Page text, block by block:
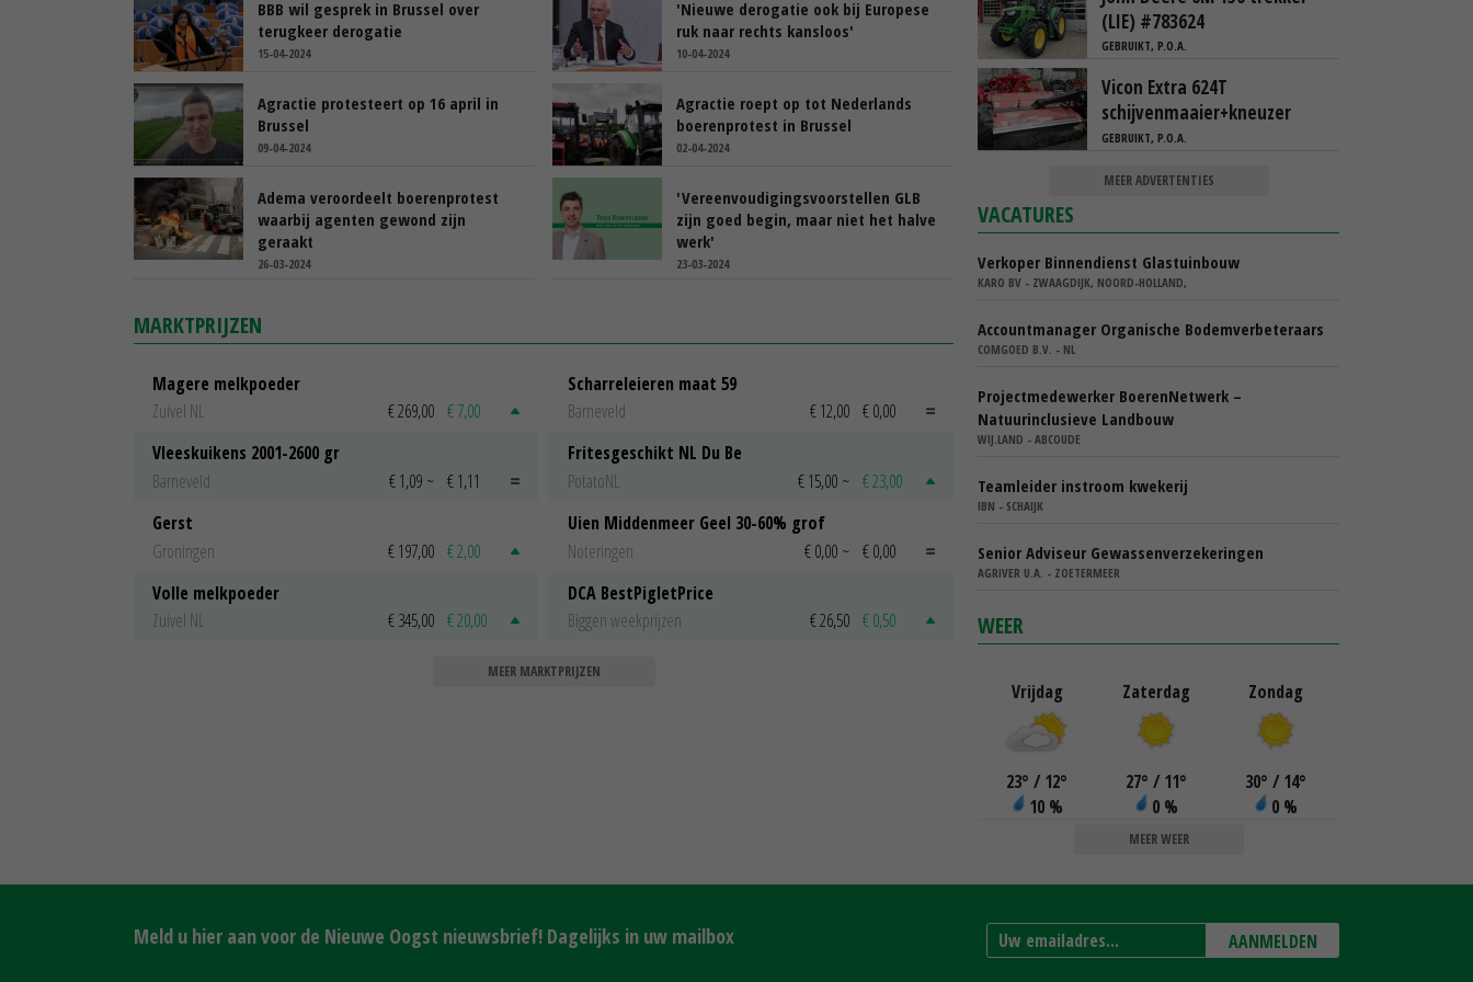
BBB wil gesprek in Brussel over
terugkeer derogatie
15-04-2024
'Nieuwe derogatie ook bij Europese
ruk naar rechts kansloos'
10-04-2024
Agractie protesteert op 16 april in
Brussel
09-04-2024
Agractie roept op tot Nederlands
boerenprotest in Brussel
02-04-2024
Adema veroordeelt boerenprotest
waarbij agenten gewond zijn
geraakt
26-03-2024
'Vereenvoudigingsvoorstellen GLB
zijn goed begin, maar niet het halve
werk'
23-03-2024
MARKTPRIJZEN
Magere melkpoeder
Zuivel NL
€ 269,00 € 7,00
Vleeskuikens 2001-2600 gr
Barneveld
€ 1,09 ~ € 1,11
Gerst
Groningen
€ 197,00 € 2,00
Volle melkpoeder
Zuivel NL
€ 345,00 € 20,00
Scharreleieren maat 59
Barneveld
€ 12,00 € 0,00
Fritesgeschikt NL Du Be
PotatoNL
€ 15,00 ~ € 23,00
Uien Middenmeer Geel 30-60% grof
Noteringen
€ 0,00 ~ € 0,00
DCA BestPigletPrice
Biggen weekprijzen
€ 26,50 € 0,50
MEER MARKTPRIJZEN
(LIE) #783624
GEBRUIKT, P.O.A.
Vicon Extra 624T
schijvenmaaier+kneuzer
GEBRUIKT, P.O.A.
MEER ADVERTENTIES
VACATURES
Verkoper Binnendienst Glastuinbouw
KARO BV - ZWAAGDIJK, NOORD-HOLLAND,
Accountmanager Organische Bodemverbeteraars
COMGOED B.V. - NL
Projectmedewerker BoerenNetwerk –
Natuurinclusieve Landbouw
WIJ.LAND - ABCOUDE
Teamleider instroom kwekerij
IBN - SCHAIJK
Senior Adviseur Gewassenverzekeringen
AGRIVER U.A. - ZOETERMEER
WEER
Vrijdag
23° / 12°
10 %
Zaterdag
27° / 11°
0 %
Zondag
30° / 14°
0 %
MEER WEER
Meld u hier aan voor de Nieuwe Oogst nieuwsbrief! Dagelijks in uw mailbox AANMELDEN